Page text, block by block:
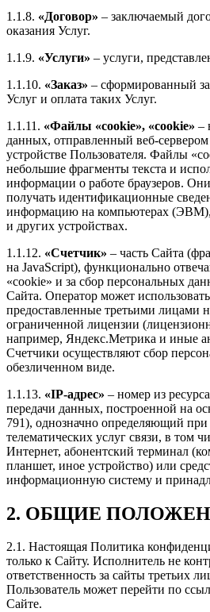
1.1.8. «Договор» – заключаемый
оказания Услуг.
1.1.9. «Услуги» – услуги,
1.1.10. «Заказ» – сформированный
Услуг и оплата таких Услуг.
1.1.11. «Файлы «cookie», «cookie» –
данных, отправленный веб-
устройстве Пользователя. Файлы
небольшие фрагменты текста и
информации о работе браузеров.
получать идентификационные
информацию на компьютерах (ЭВМ),
и других устройствах.
1.1.12. «Счетчик» – часть Сайта
на JavaScript), функционально
«cookie» и за сбор персональных
Сайта. Оператор может
предоставленные третьими лицами
ограниченной лицензии
например, Яндекс.Метрика и иные
Счетчики осуществляют сбор
обезличенном виде.
1.1.13. «IP-адрес» – номер из
передачи данных, построенной на
791), однозначно определяющий при
телематических услуг связи, в том
Интернет, абонентский терминал
планшет, иное устройство) или
информационную систему и
2. ОБЩИЕ
2.1. Настоящая Политика
только к Сайту. Исполнитель не
ответственность за сайты третьих
Пользователь может перейти по
Сайте.